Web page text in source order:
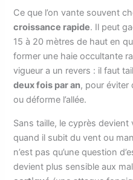
Ce que l’on vante souvent
croissance rapide. Il peut
15 à 20 mètres de haut en
former une haie occultante
vigueur a un revers : il faut
deux fois par an, pour éviter
ou déforme l’allée.
Sans taille, le cyprès
quand il subit du vent ou
n’est pas qu’une question
devient plus sensible aux